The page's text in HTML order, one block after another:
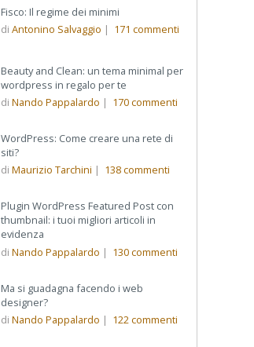
Fisco: Il regime dei minimi
di Antonino Salvaggio | 171 commenti
Beauty and Clean: un tema minimal per
wordpress in regalo per te
di Nando Pappalardo | 170commenti
WordPress: Come creare una rete di
siti?
di Maurizio Tarchini | 138commenti
Plugin WordPress Featured Post con
thumbnail: i tuoi migliori articoli in
evidenza
di Nando Pappalardo | 130commenti
Ma si guadagna facendo i web
designer?
di Nando Pappalardo | 122commenti